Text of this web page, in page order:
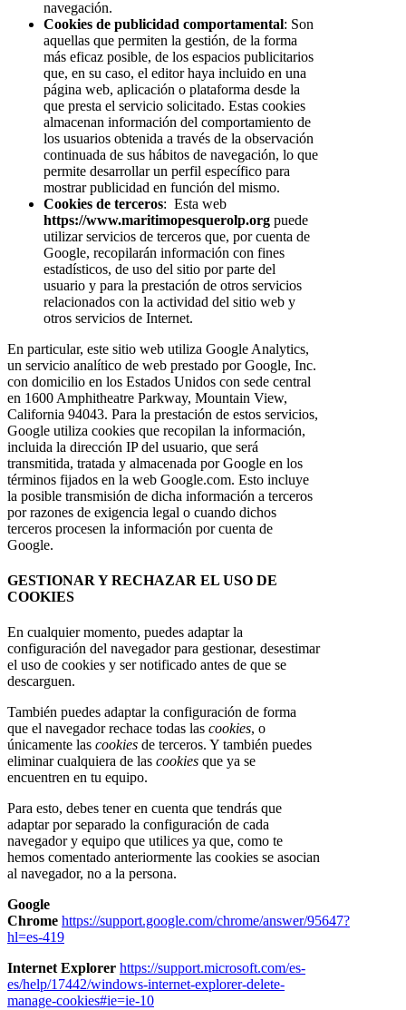
navegación.
Cookies de publicidad comportamental: Son
aquellas que permiten la gestión, de la forma
más eficaz posible, de los espacios publicitarios
que, en su caso, el editor haya incluido en una
página web, aplicación o plataforma desde la
que presta el servicio solicitado. Estas cookies
almacenan información del comportamiento de
los usuarios obtenida a través de la observación
continuada de sus hábitos de navegación, lo que
permite desarrollar un perfil específico para
mostrar publicidad en función del mismo.
Cookies de terceros: Esta web
https://www.maritimopesquerolp.org puede
utilizar servicios de terceros que, por cuenta de
Google, recopilarán información con fines
estadísticos, de uso del sitio por parte del
usuario y para la prestación de otros servicios
relacionados con la actividad del sitio web y
otros servicios de Internet.
En particular, este sitio web utiliza Google Analytics,
un servicio analítico de web prestado por Google, Inc.
con domicilio en los Estados Unidos con sede central
en 1600 Amphitheatre Parkway, Mountain View,
California 94043. Para la prestación de estos servicios,
Google utiliza cookies que recopilan la información,
incluida la dirección IP del usuario, que será
transmitida, tratada y almacenada por Google en los
términos fijados en la web Google.com. Esto incluye
la posible transmisión de dicha información a terceros
por razones de exigencia legal o cuando dichos
terceros procesen la información por cuenta de
Google.
GESTIONAR Y RECHAZAR EL USO DE
COOKIES
En cualquier momento, puedes adaptar la
configuración del navegador para gestionar, desestimar
el uso de cookies y ser notificado antes de que se
descarguen.
También puedes adaptar la configuración de forma
que el navegador rechace todas las cookies, o
únicamente las cookies de terceros. Y también puedes
eliminar cualquiera de las cookies que ya se
encuentren en tu equipo.
Para esto, debes tener en cuenta que tendrás que
adaptar por separado la configuración de cada
navegador y equipo que utilices ya que, como te
hemos comentado anteriormente las cookies se asocian
al navegador, no a la persona.
Google
Chrome https://support.google.com/chrome/answer/95647?
hl=es-419
Internet Explorer https://support.microsoft.com/es-
es/help/17442/windows-internet-explorer-delete-
manage-cookies#ie=ie-10